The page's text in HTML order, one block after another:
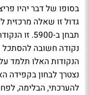
בסופו של דבר יהיו
גדול זו שאלה מרכזית
תבחן ב-
הנקודות האלו תלמד
נצטרך לבחון בקפידה
להערכתי, הבלימה,